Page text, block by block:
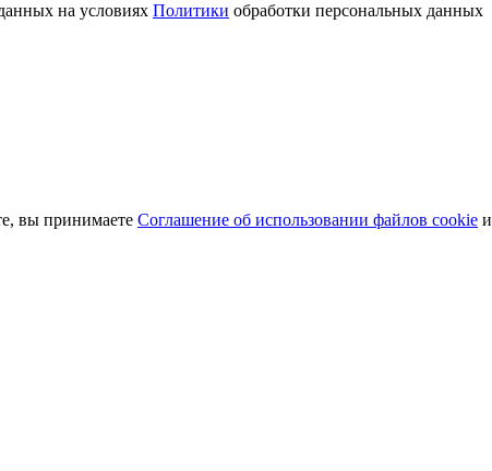
на условиях Политики обработки персональных данных
вы принимаете Соглашение об использовании файлов cookie и